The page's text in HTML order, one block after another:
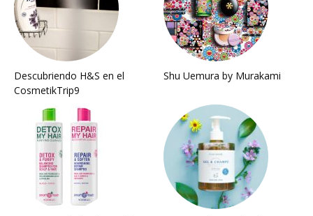
Descubriendo H&S en el
CosmetikTrip9
Shu Uemura by Murakami